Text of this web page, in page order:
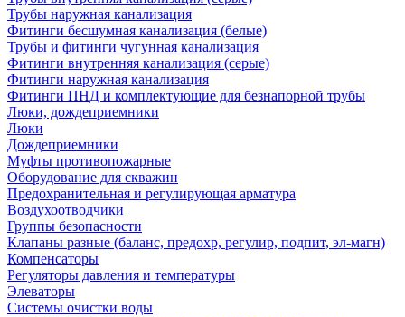
Трубы наружная канализация
Фитинги бесшумная канализация (белые)
Трубы и фитинги чугунная канализация
Фитинги внутренняя канализация (серые)
Фитинги наружная канализация
Фитинги ПНД и комплектующие для безнапорной трубы
Люки, дождеприемники
Люки
Дождеприемники
Муфты противопожарные
Оборудование для скважин
Предохранительная и регулирующая арматура
Воздухоотводчики
Группы безопасности
Клапаны разные (баланс, предохр, регулир, подпит, эл-магн)
Компенсаторы
Регуляторы давления и температуры
Элеваторы
Системы очистки воды